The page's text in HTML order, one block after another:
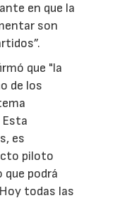
en que la
son
que "la
de los
es
piloto
que podrá
todas las